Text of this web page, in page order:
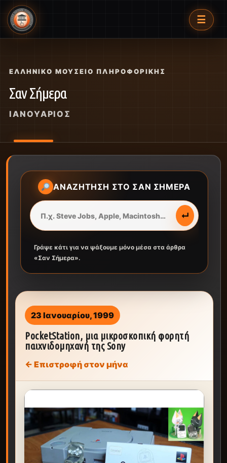
☰
ΕΛΛΗΝΙΚΌ ΜΟΥΣΕΊΟ ΠΛΗΡΟΦΟΡΙΚΉΣ
Σαν Σήμερα
ΙΑΝΟΥΆΡΙΟΣ
ΑΝΑΖΉΤΗΣΗ ΣΤΟ ΣΑΝ ΣΉΜΕΡΑ
↵
Γράψε κάτι για να ψάξουμε μόνο μέσα στα άρθρα
«Σαν Σήμερα».
23 Ιανουαρίου, 1999
PocketStation, μια μικροσκοπική φορητή
παιχνιδομηχανή της Sony
← Επιστροφή στον μήνα